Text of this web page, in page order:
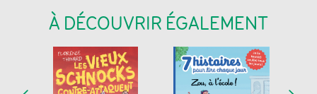
À DÉCOUVRIR ÉGALEMENT